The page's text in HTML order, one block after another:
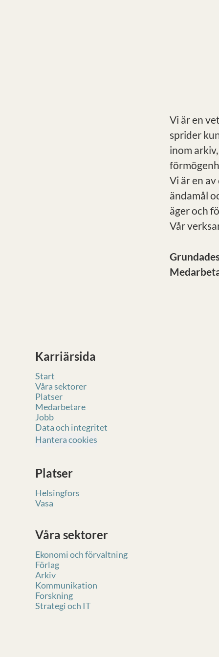
Vi är en
sprider
inom
Vi är en
ändamål
äger och
Vår
Karriärsida
Start
Våra sektorer
Platser
Medarbetare
Jobb
Data och integritet
Hantera cookies
Platser
Helsingfors
Vasa
Våra sektorer
Ekonomi och förvaltning
Förlag
Arkiv
Kommunikation
Forskning
Strategi och IT